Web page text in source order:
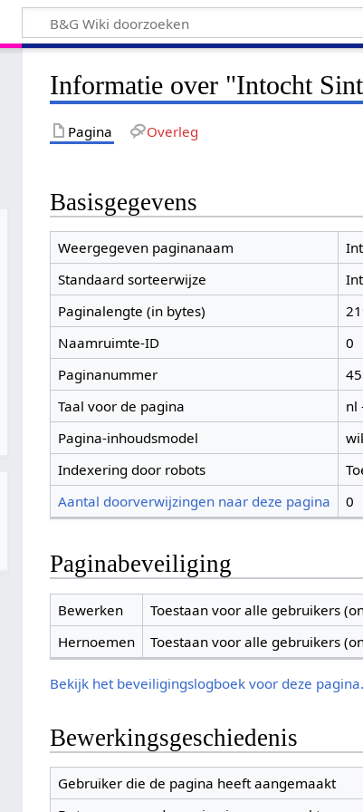
Informatie over "Intocht
Pagina Overleg
Basisgegevens
Weergegeven paginanaam
Standaard sorteerwijze
Paginalengte (in bytes)
Naamruimte-ID
0
Paginanummer
Taal voor de pagina
nl
Pagina-inhoudsmodel
Indexering door robots
Aantal doorverwijzingen naar deze pagina
0
Paginabeveiliging
Bewerken
Toestaan voor alle gebruikers
Hernoemen
Toestaan voor alle gebruikers
Bekijk het beveiligingslogboek voor deze pagina.
Bewerkingsgeschiedenis
Gebruiker die de pagina heeft aangemaakt